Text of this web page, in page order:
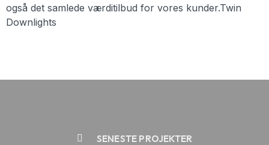
også det samlede værditilbud for vores kunder.Twin
Downlights
SENESTE PROJEKTER